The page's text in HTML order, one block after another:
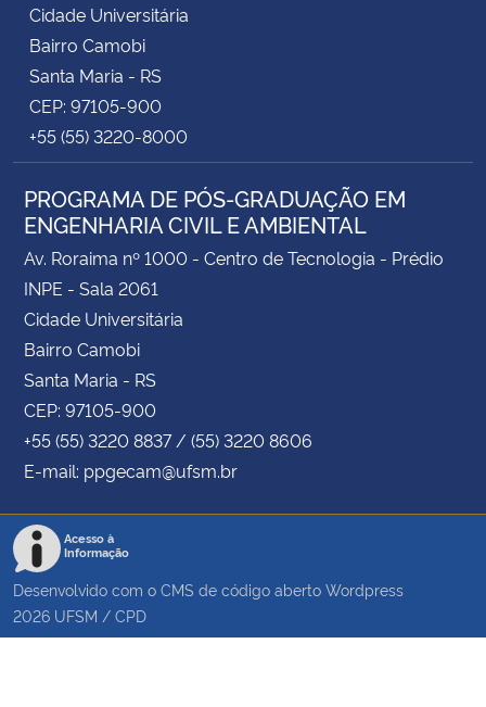
Cidade Universitária
Bairro Camobi
Santa Maria - RS
CEP: 97105-900
+55 (55) 3220-8000
PROGRAMA DE PÓS-GRADUAÇÃO EM
ENGENHARIA CIVIL E AMBIENTAL
Av. Roraima nº 1000 - Centro de Tecnologia - Prédio
INPE - Sala 2061
Cidade Universitária
Bairro Camobi
Santa Maria - RS
CEP: 97105-900
+55 (55) 3220 8837 / (55) 3220 8606
E-mail: ppgecam@ufsm.br
Acesso à
Informação
Desenvolvido com o CMS de código aberto Wordpress
2026 UFSM / CPD